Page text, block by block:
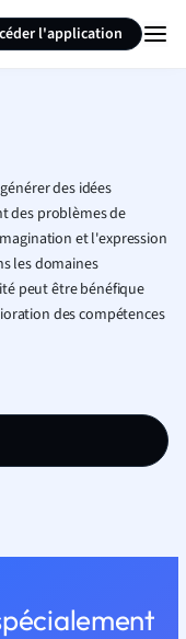
l'application
des idées
des problèmes de
et l'expression
les domaines
peut être bénéfique
des compétences
Résumer la page